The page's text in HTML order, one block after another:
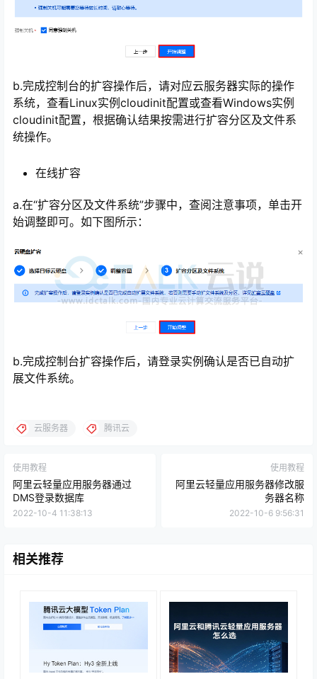
b.完成控制台的扩容操作后，请对应云服务器实际的操作
系统，查看Linux实例cloudinit配置或查看Windows实例
cloudinit配置，根据确认结果按需进行扩容分区及文件系
统操作。
在线扩容
a.在“扩容分区及文件系统”步骤中，查阅注意事项，单击开
始调整即可。如下图所示：
b.完成控制台扩容操作后，请登录实例确认是否已自动扩
展文件系统。
云服务器 腾讯云
使用教程
阿里云轻量应用服务器通过
DMS登录数据库
2022-10-4 11:38:13
使用教程
阿里云轻量应用服务器修改服
务器名称
2022-10-6 9:56:31
相关推荐